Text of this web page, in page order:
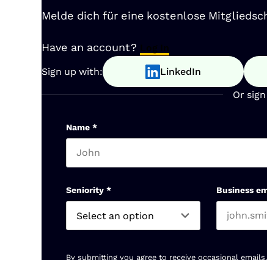
Melde dich für eine kostenlose
Have an account? Log In
Sign up with: LinkedIn
Or
Name *
Seniority * Business
By submitting you agree to receive occasional